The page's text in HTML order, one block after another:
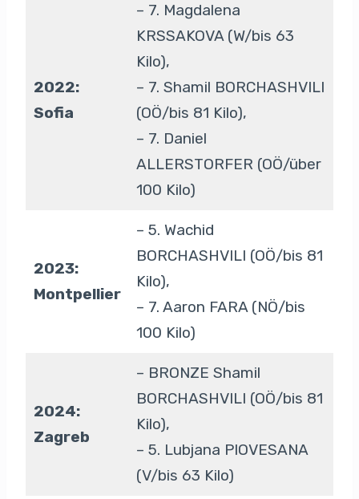
2022:
Sofia
– 7. Magdalena
KRSSAKOVA (W/bis 63
Kilo),
– 7. Shamil BORCHASHVILI
(OÖ/bis 81 Kilo),
– 7. Daniel
ALLERSTORFER (OÖ/über
100 Kilo)
2023:
Montpellier
– 5. Wachid
BORCHASHVILI (OÖ/bis 81
Kilo),
– 7. Aaron FARA (NÖ/bis
100 Kilo)
2024:
Zagreb
– BRONZE Shamil
BORCHASHVILI (OÖ/bis 81
Kilo),
– 5. Lubjana PIOVESANA
(V/bis 63 Kilo)